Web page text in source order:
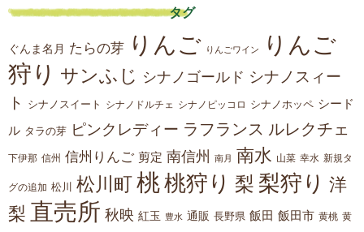
タグ
ぐんま名月 たらの芽 りんご りんごワイン
りんご
狩り サンふじ シナノゴールド シナノスィー
ト
シナノスイート シナノドルチェ シナノピッコロ シナノホッペ シード
ル タラの芽 ピンクレディー ラフランス ルレクチェ
下伊那 信州 信州りんご 剪定 南信州 南月 南水 山菜 幸水 新規タ
グの追加 松川 松川町 桃桃狩り 梨 梨狩り 洋
梨 直売所 秋映 紅玉 豊水 通販 長野県 飯田 飯田市 黄桃 黄